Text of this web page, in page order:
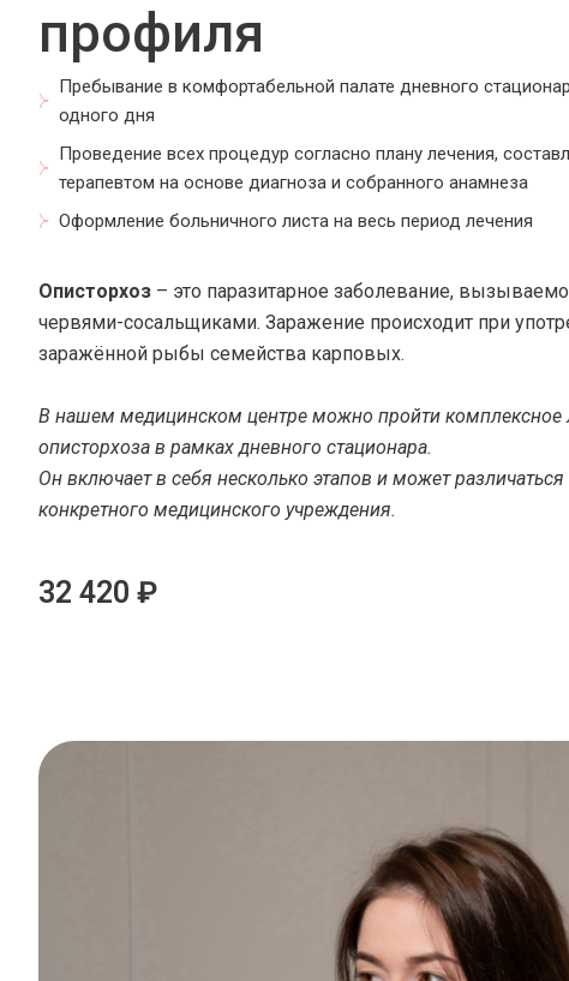
профиля
Пребывание в комфортабельной палате дневного
одного дня
Проведение всех процедур согласно плану лечения,
терапевтом на основе диагноза и собранного анамнеза
Оформление больничного листа на весь период лечения
Описторхоз – это паразитарное заболевание,
червями-сосальщиками. Заражение происходит при
заражённой рыбы семейства карповых.
В нашем медицинском центре можно пройти комплексное
описторхоза в рамках дневного стационара.
Он включает в себя несколько этапов и может
конкретного медицинского учреждения.
32 420 ₽